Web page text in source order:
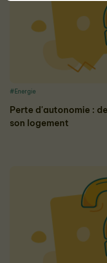
Perte d'autonomie :
son logement
#Energie